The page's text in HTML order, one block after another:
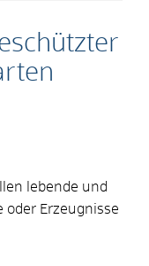
lebende und
oder Erzeugnisse